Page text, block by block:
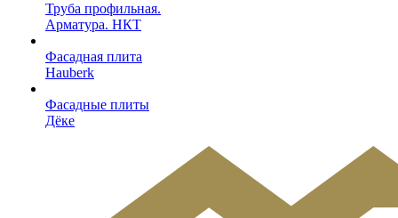
Труба профильная.
Арматура. НКТ
Фасадная плита
Hauberk
Фасадные плиты
Дёке